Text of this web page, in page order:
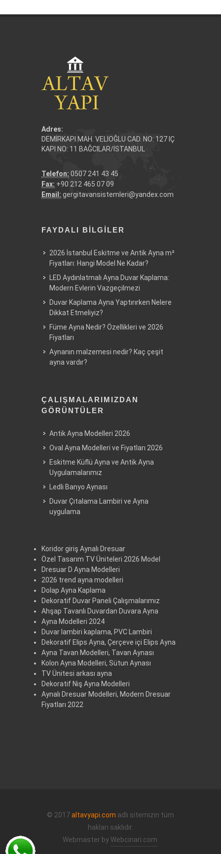
Adres:
DEMİRKAPI MAH. VELIOĞLU CAD. NO: 127 IÇ
KAPI NO: 11 BAĞCILAR/İSTANBUL
Telefon: 0507 241 43 45
Fax: +90 212 465 07 09
Email: gergitavansistemleri@yandex.com
FAYDALI BILGILER
2026 İstanbul Eskitme ve Antik Ayna m²
Fiyatları: Hangi Model Ne Kadar?
LED Aydınlatmalı Ayna Duvar Kaplama:
Modern Evlerin Vazgeçilmezi
Duvar Kaplama Ayna Yaptırırken Nelere
Dikkat Etmeliyiz?
Füme Ayna Nedir? Özellikleri ve 2026
Fiyatları
Aynanın malzemesi nedir? Kaç çeşit
ayna vardır?
ÇALIŞMALARIMIZDAN
GÖRÜNTÜLER
Antik Ayna Modelleri 2026
Oval Ayna Modelleri ve Fiyatları 2026
Eskitme Küflü Ayna ve Antik Ayna
Uygulamalarımız
Ledli Banyo Aynası
Duvar Çıtalama Lambiri ve Ayna
uygulama
Koridor giriş Aynalı Dresuar
Özel Tasarım TV Üniteleri 2026 Model
Dresuar D Ayna Modelleri
2026 trend ayna modelleri
Dolap Ayna Kaplama
Dekoratif Duvar Paneli Çalışmalarımız
Ahşap Tavanlı Duvardan Duvara Ayna
Ayna Modelleri 2024
Duvar lambiri kaplama, PVC Lambiri
Dekoratif Elips Ayna, Çerçeve içi Elips Ayna
Ayna Tavan Modelleri, Tavan Aynası
Kolon Ayna Modelleri, Sütun Aynası
TV Ünitesi arkası ayna
Dekoratif Niş Ayna Modelleri
Aynalı Dresuar Modelleri, Modern Dresuar
Fiyatları 2022
© 2017altavyapi.com adlı sitemizin tüm
hakları saklıdır.
Webmaster byWebcinari.com